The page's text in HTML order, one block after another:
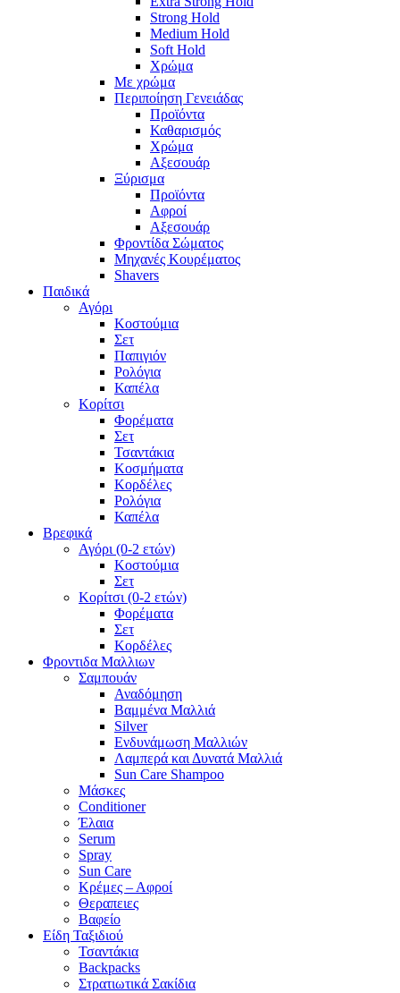
Strong Hold
Medium Hold
Soft Hold
Χρώμα
Με χρώμα
Περιποίηση Γενειάδας
Προϊόντα
Καθαρισμός
Χρώμα
Αξεσουάρ
Ξύρισμα
Προϊόντα
Αφροί
Αξεσουάρ
Φροντίδα Σώματος
Μηχανές Κουρέματος
Shavers
Παιδικά
Αγόρι
Κοστούμια
Σετ
Παπιγιόν
Ρολόγια
Καπέλα
Κορίτσι
Φορέματα
Σετ
Τσαντάκια
Κοσμήματα
Κορδέλες
Ρολόγια
Καπέλα
Βρεφικά
Αγόρι (0-2 ετών)
Κοστούμια
Σετ
Κορίτσι (0-2 ετών)
Φορέματα
Σετ
Κορδέλες
Φροντιδα Μαλλιων
Σαμπουάν
Αναδόμηση
Βαμμένα Μαλλιά
Silver
Ενδυνάμωση Μαλλιών
Λαμπερά και Δυνατά Μαλλιά
Sun Care Shampoo
Μάσκες
Conditioner
Έλαια
Serum
Spray
Sun Care
Κρέμες – Αφροί
Θεραπειες
Βαφείο
Είδη Ταξιδιού
Τσαντάκια
Backpacks
Στρατιωτικά Σακίδια